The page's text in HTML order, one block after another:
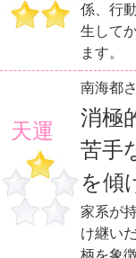
係、行
生して
ます。
天運
南海都
消極
苦手
を傾
家系が
け継い
柄を象